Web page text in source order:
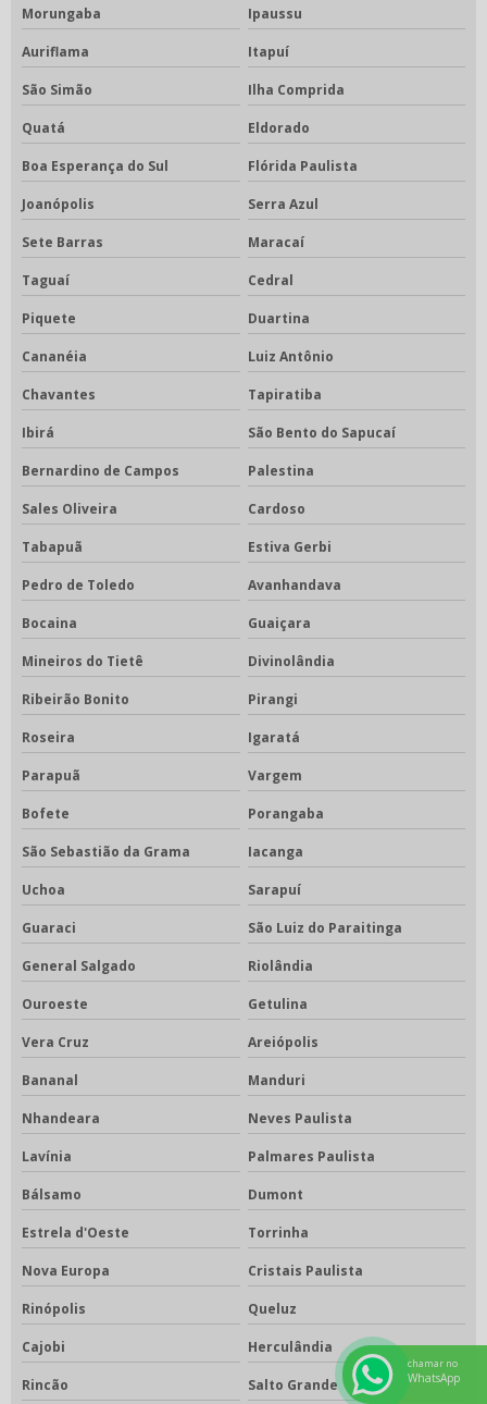
Morungaba Ipaussu
Auriflama Itapuí
São Simão Ilha Comprida
Quatá Eldorado
Boa Esperança do Sul Flórida Paulista
Joanópolis Serra Azul
Sete Barras Maracaí
Taguaí Cedral
Piquete Duartina
Cananéia Luiz Antônio
Chavantes Tapiratiba
Ibirá São Bento do Sapucaí
Bernardino de Campos Palestina
Sales Oliveira Cardoso
Tabapuã Estiva Gerbi
Pedro de Toledo Avanhandava
Bocaina Guaiçara
Mineiros do Tietê Divinolândia
Ribeirão Bonito Pirangi
Roseira Igaratá
Parapuã Vargem
Bofete Porangaba
São Sebastião da Grama Iacanga
Uchoa Sarapuí
Guaraci São Luiz do Paraitinga
General Salgado Riolândia
Ouroeste Getulina
Vera Cruz Areiópolis
Bananal Manduri
Nhandeara Neves Paulista
Lavínia Palmares Paulista
Bálsamo Dumont
Estrela d'Oeste Torrinha
Nova Europa Cristais Paulista
Rinópolis Queluz
Cajobi Herculândia
Rincão Salto Grande
chamar no
WhatsApp